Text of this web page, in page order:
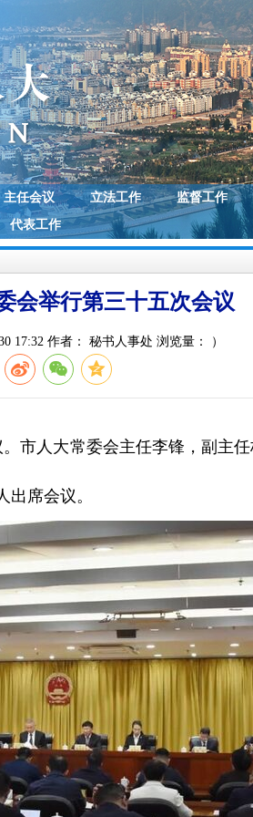
主任会议 立法工作
监督工作
代表工作
会举行第三十五次会议
17:32 作者： 秘书人事处 浏览量： ）
市人大常委会主任李锋，副主
席会议。